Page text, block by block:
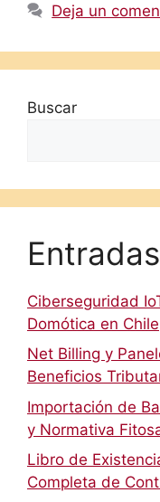
Deja un
Buscar
Ciberseguridad
Domótica en Chile
Net Billing y
Beneficios
Importación de
y Normativa
Libro de
Completa de